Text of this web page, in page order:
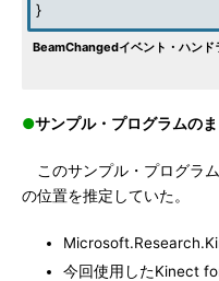
}
BeamChangedイベント・ハンド
●サンプル・プログラムの
このサンプル・プログラ
の位置を推定していた。
今回使用したKinect